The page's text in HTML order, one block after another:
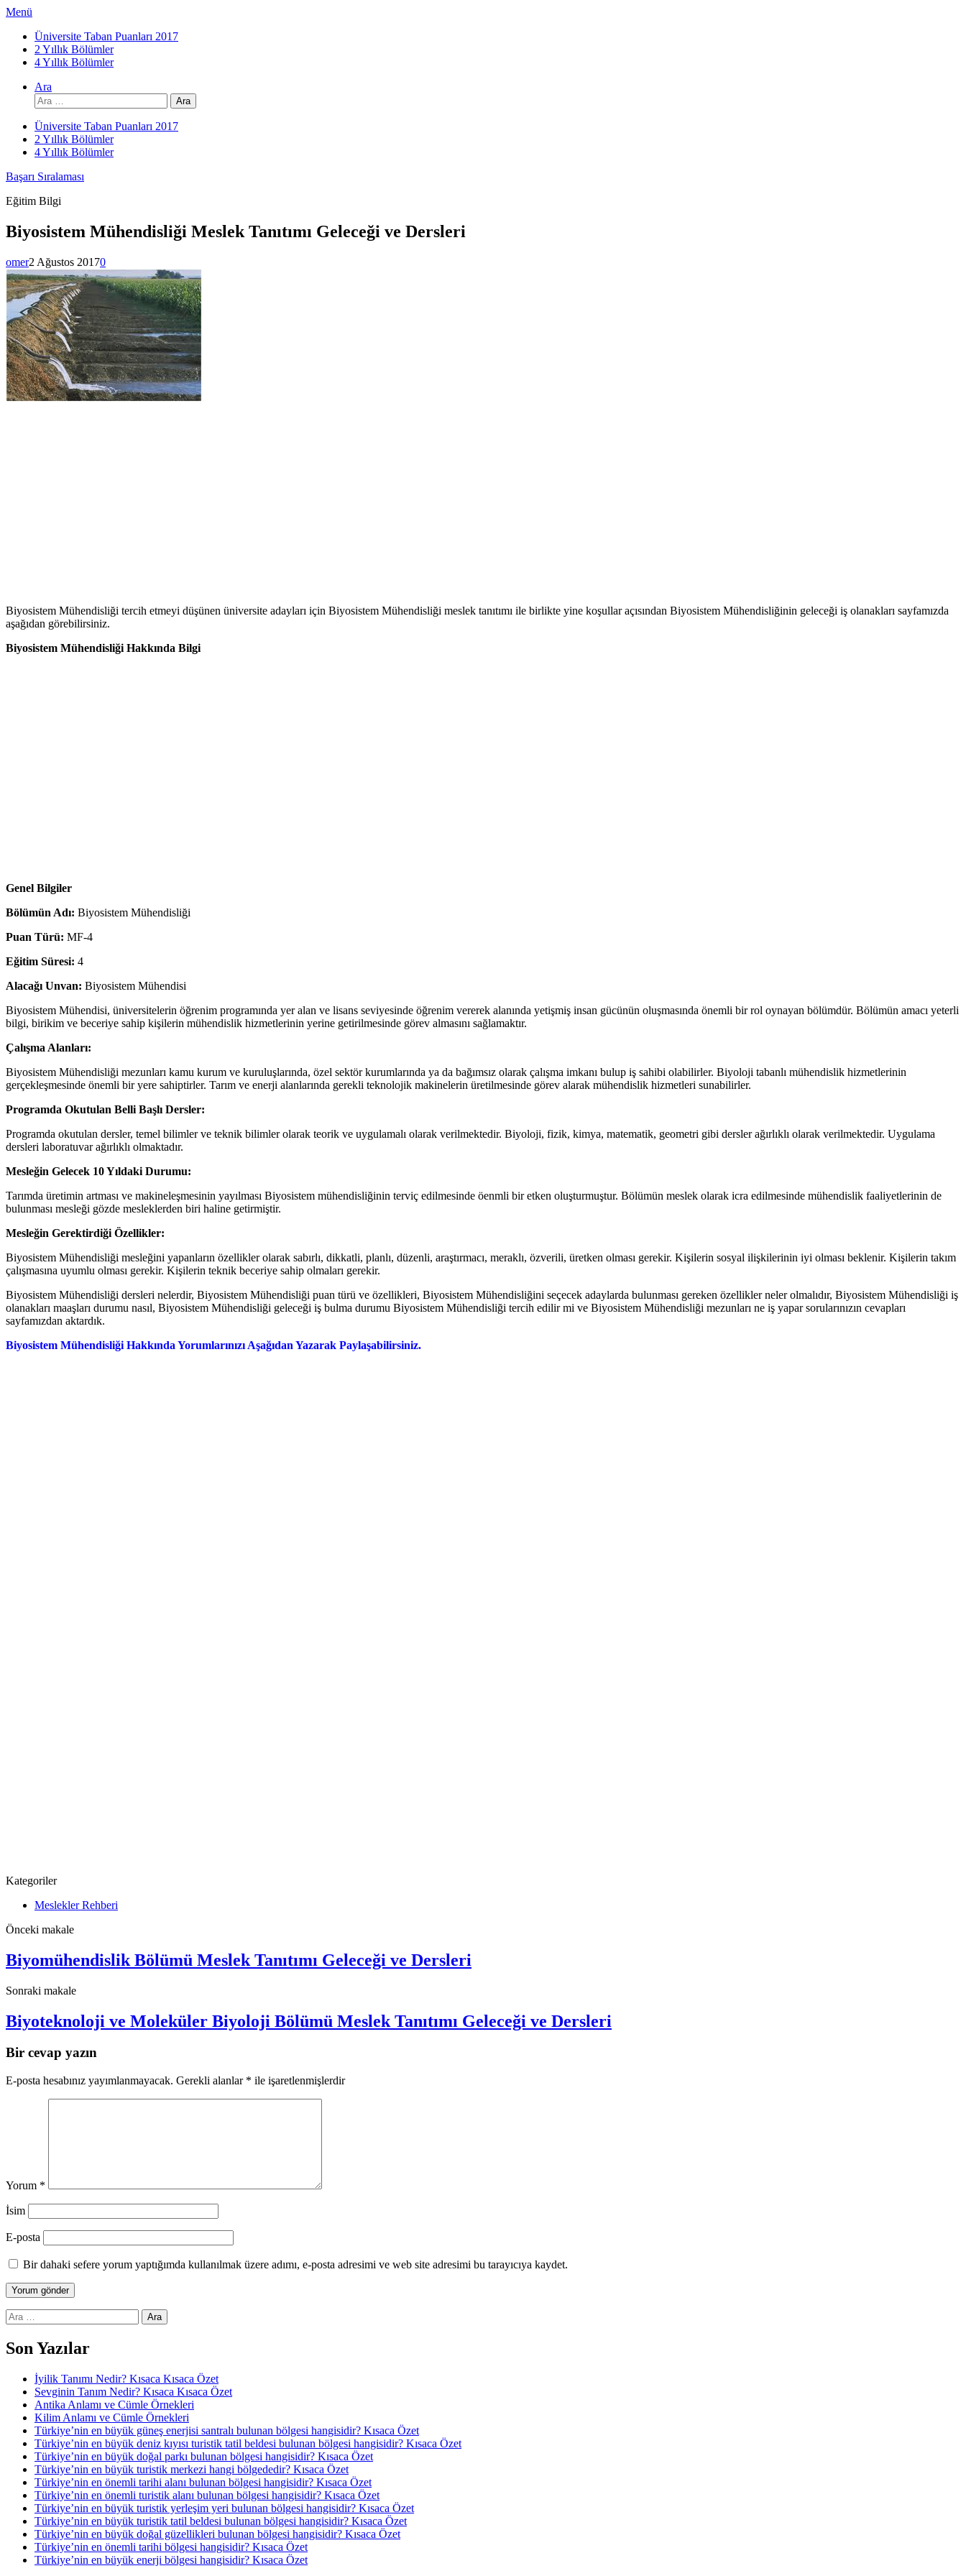
İçeriğe
Menü
Üniversite Taban Puanları 2017
2 Yıllık Bölümler
4 Yıllık Bölümler
Ara
Arama:
Üniversite Taban Puanları 2017
2 Yıllık Bölümler
4 Yıllık Bölümler
Başarı Sıralaması
Eğitim Bilgi
Biyosistem Mühendisliği Meslek Tanıtımı Geleceği ve Dersleri
omer2 Ağustos 20170
Biyosistem Mühendisliği tercih etmeyi düşünen üniversite adayları için Biyosistem Mühendisliği meslek tanıtımı ile birlikte yine koşullar açısından Biyosistem Mühendisliğinin geleceği iş olanakları sayfamızda
aşağıdan görebilirsiniz.
Biyosistem Mühendisliği Hakkında Bilgi
Genel Bilgiler
Bölümün Adı: Biyosistem Mühendisliği
Puan Türü: MF-4
Eğitim Süresi: 4
Alacağı Unvan: Biyosistem Mühendisi
Biyosistem Mühendisi, üniversitelerin öğrenim programında yer alan ve lisans seviyesinde öğrenim vererek alanında yetişmiş insan gücünün oluşmasında önemli bir rol oynayan bölümdür. Bölümün amacı yeterli
bilgi, birikim ve beceriye sahip kişilerin mühendislik hizmetlerinin yerine getirilmesinde görev almasını sağlamaktır.
Çalışma Alanları:
Biyosistem Mühendisliği mezunları kamu kurum ve kuruluşlarında, özel sektör kurumlarında ya da bağımsız olarak çalışma imkanı bulup iş sahibi olabilirler. Biyoloji tabanlı mühendislik hizmetlerinin
gerçekleşmesinde önemli bir yere sahiptirler. Tarım ve enerji alanlarında gerekli teknolojik makinelerin üretilmesinde görev alarak mühendislik hizmetleri sunabilirler.
Programda Okutulan Belli Başlı Dersler:
Programda okutulan dersler, temel bilimler ve teknik bilimler olarak teorik ve uygulamalı olarak verilmektedir. Biyoloji, fizik, kimya, matematik, geometri gibi dersler ağırlıklı olarak verilmektedir. Uygulama
dersleri laboratuvar ağırlıklı olmaktadır.
Mesleğin Gelecek 10 Yıldaki Durumu:
Tarımda üretimin artması ve makineleşmesinin yayılması Biyosistem mühendisliğinin terviç edilmesinde öenmli bir etken oluşturmuştur. Bölümün meslek olarak icra edilmesinde mühendislik faaliyetlerinin de
bulunması mesleği gözde mesleklerden biri haline getirmiştir.
Mesleğin Gerektirdiği Özellikler:
Biyosistem Mühendisliği mesleğini yapanların özellikler olarak sabırlı, dikkatli, planlı, düzenli, araştırmacı, meraklı, özverili, üretken olması gerekir. Kişilerin sosyal ilişkilerinin iyi olması beklenir. Kişilerin takım
çalışmasına uyumlu olması gerekir. Kişilerin teknik beceriye sahip olmaları gerekir.
Biyosistem Mühendisliği dersleri nelerdir, Biyosistem Mühendisliği puan türü ve özellikleri, Biyosistem Mühendisliğini seçecek adaylarda bulunması gereken özellikler neler olmalıdır, Biyosistem Mühendisliği iş
olanakları maaşları durumu nasıl, Biyosistem Mühendisliği geleceği iş bulma durumu Biyosistem Mühendisliği tercih edilir mi ve Biyosistem Mühendisliği mezunları ne iş yapar sorularınızın cevapları
sayfamızdan aktardık.
Biyosistem Mühendisliği Hakkında Yorumlarınızı Aşağıdan Yazarak Paylaşabilirsiniz.
Kategoriler
Meslekler Rehberi
Önceki makale
Biyomühendislik Bölümü Meslek Tanıtımı Geleceği ve Dersleri
Sonraki makale
Biyoteknoloji ve Moleküler Biyoloji Bölümü Meslek Tanıtımı Geleceği ve Dersleri
Bir cevap yazın
E-posta hesabınız yayımlanmayacak. Gerekli alanlar * ile işaretlenmişlerdir
Yorum *
İsim
E-posta
Bir dahaki sefere yorum yaptığımda kullanılmak üzere adımı, e-posta adresimi ve web site adresimi bu tarayıcıya kaydet.
Arama:
Son Yazılar
İyilik Tanımı Nedir? Kısaca Kısaca Özet
Sevginin Tanım Nedir? Kısaca Kısaca Özet
Antika Anlamı ve Cümle Örnekleri
Kilim Anlamı ve Cümle Örnekleri
Türkiye’nin en büyük güneş enerjisi santralı bulunan bölgesi hangisidir? Kısaca Özet
Türkiye’nin en büyük deniz kıyısı turistik tatil beldesi bulunan bölgesi hangisidir? Kısaca Özet
Türkiye’nin en büyük doğal parkı bulunan bölgesi hangisidir? Kısaca Özet
Türkiye’nin en büyük turistik merkezi hangi bölgededir? Kısaca Özet
Türkiye’nin en önemli tarihi alanı bulunan bölgesi hangisidir? Kısaca Özet
Türkiye’nin en önemli turistik alanı bulunan bölgesi hangisidir? Kısaca Özet
Türkiye’nin en büyük turistik yerleşim yeri bulunan bölgesi hangisidir? Kısaca Özet
Türkiye’nin en büyük turistik tatil beldesi bulunan bölgesi hangisidir? Kısaca Özet
Türkiye’nin en büyük doğal güzellikleri bulunan bölgesi hangisidir? Kısaca Özet
Türkiye’nin en önemli tarihi bölgesi hangisidir? Kısaca Özet
Türkiye’nin en büyük enerji bölgesi hangisidir? Kısaca Özet